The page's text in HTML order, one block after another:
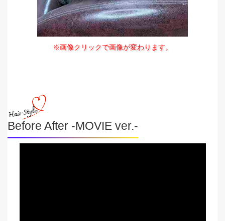
※画像クリックで画像が変わります。
Before After -MOVIE ver.-